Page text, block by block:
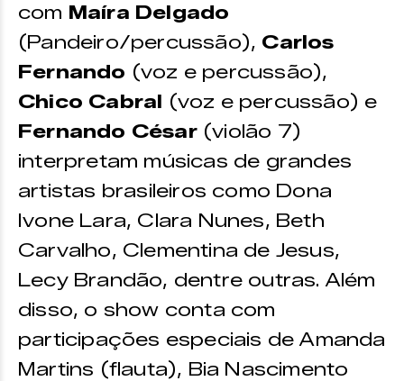
com Maíra Delgado
(Pandeiro/percussão), Carlos
Fernando (voz e percussão),
Chico Cabral (voz e percussão) e
Fernando César(violão 7)
interpretam músicas de grandes
artistas brasileiros como Dona
Ivone Lara, Clara Nunes, Beth
Carvalho, Clementina de Jesus,
Lecy Brandão, dentre outras. Além
disso, o show conta com
participações especiais de Amanda
Martins (flauta), Bia Nascimento